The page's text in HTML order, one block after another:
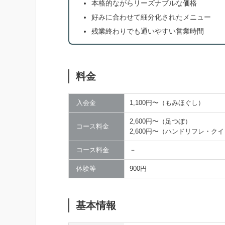
本格的ながらリーズナブルな価格
好みに合わせて細分化されたメニュー
残業終わりでも通いやすい営業時間
料金
入会金 1,100円〜（もみほぐし）
コース料金
2,600円〜（足つぼ）
2,600円〜（ハンドリフレ・クイ
コース料金 －
体験等 900円
基本情報